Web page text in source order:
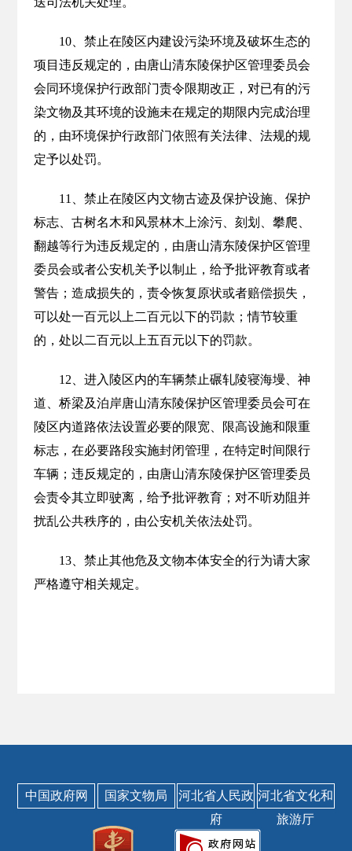
10、禁止在陵区内建设污染环境及破坏生态的
项目违反规定的，由唐山清东陵保护区管理委员会
会同环境保护行政部门责令限期改正，对已有的污
染文物及其环境的设施未在规定的期限内完成治理
的，由环境保护行政部门依照有关法律、法规的规
定予以处罚。
11、禁止在陵区内文物古迹及保护设施、保护
标志、古树名木和风景林木上涂污、刻划、攀爬、
翻越等行为违反规定的，由唐山清东陵保护区管理
委员会或者公安机关予以制止，给予批评教育或者
警告；造成损失的，责令恢复原状或者赔偿损失，
可以处一百元以上二百元以下的罚款；情节较重
的，处以二百元以上五百元以下的罚款。
12、进入陵区内的车辆禁止碾轧陵寝海墁、神
道、桥梁及泊岸唐山清东陵保护区管理委员会可在
陵区内道路依法设置必要的限宽、限高设施和限重
标志，在必要路段实施封闭管理，在特定时间限行
车辆；违反规定的，由唐山清东陵保护区管理委员
会责令其立即驶离，给予批评教育；对不听劝阻并
扰乱公共秩序的，由公安机关依法处罚。
13、禁止其他危及文物本体安全的行为请大家
严格遵守相关规定。
中国政府网 国家文物局
河北省人民政
府
河北省文化和
旅游厅